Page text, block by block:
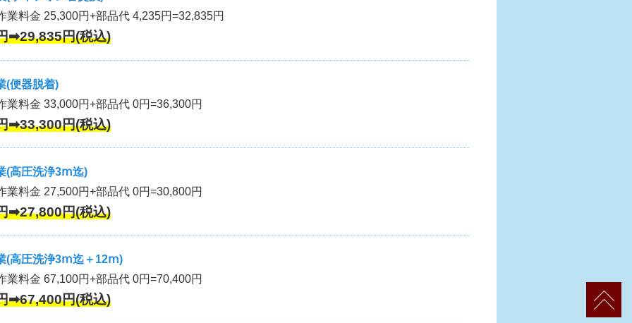
業料金 25,300円+部品代 4,235円=32,835円
➡29,835円(税込)
(便器脱着)
業料金 33,000円+部品代 0円=36,300円
➡33,300円(税込)
(高圧洗浄3ⅿ迄)
業料金 27,500円+部品代 0円=30,800円
➡27,800円(税込)
(高圧洗浄3ⅿ迄＋12ⅿ)
業料金 67,100円+部品代 0円=70,400円
➡67,400円(税込)